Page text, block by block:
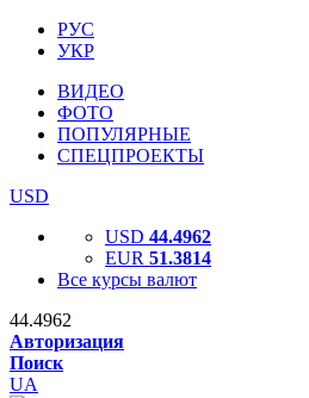
РУС
УКР
ВИДЕО
ФОТО
ПОПУЛЯРНЫЕ
СПЕЦПРОЕКТЫ
USD
USD 44.4962
EUR 51.3814
Все курсы валют
44.4962
Авторизация
Поиск
UA